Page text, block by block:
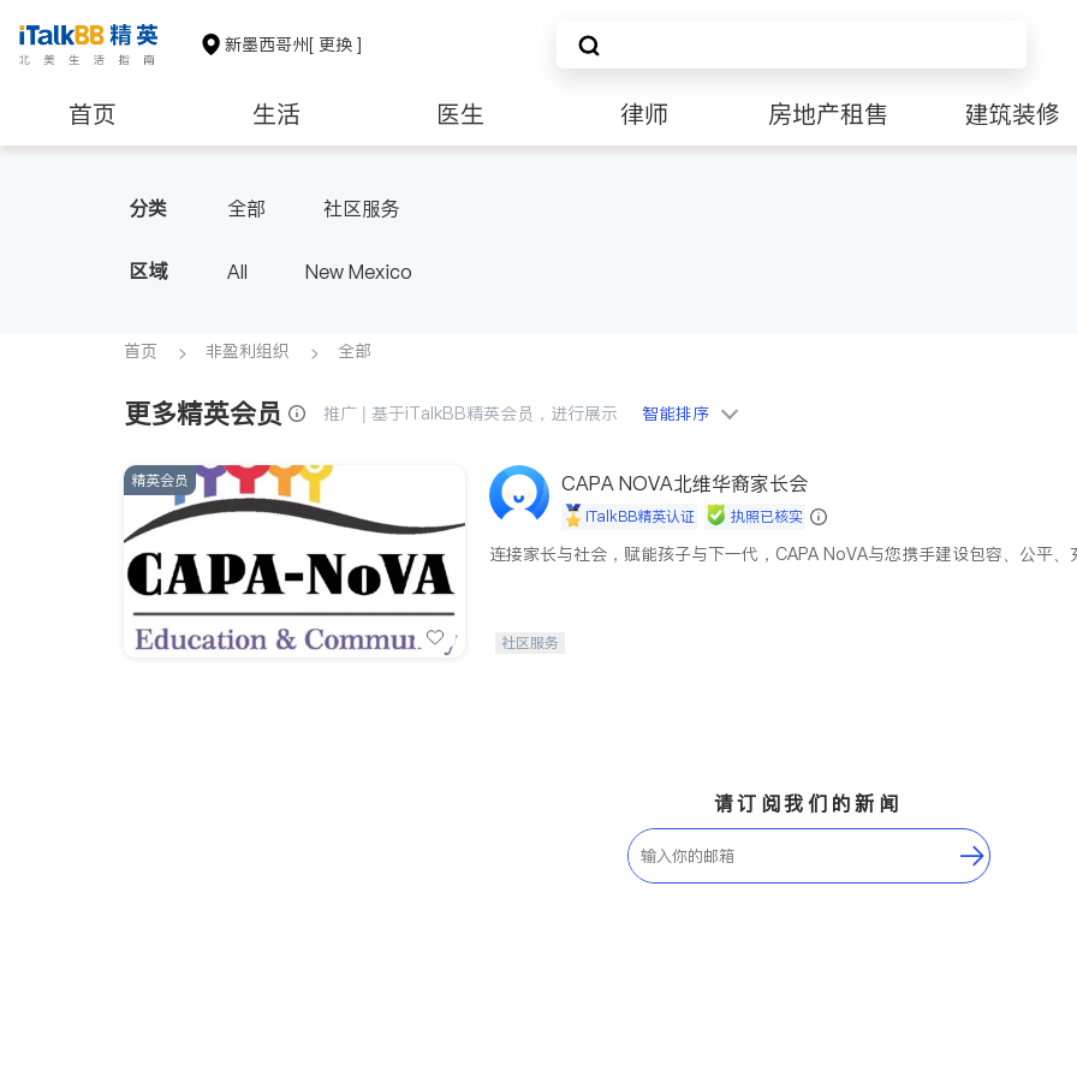
新墨西哥州[ 更换 ]
首页 生活 医生 律师 房地产租售 建筑装修
分类 全部 社区服务
区域 All New Mexico
首页 非盈利组织 全部
更多精英会员 推广 | 基于iTalkBB精英会员，进行展示 智能排序
精英会员 CAPA NOVA北维华裔家长会
iTalkBB精英认证 执照已核实
连接家长与社会，赋能孩子与下一代，CAPA NoVA与您携手建设包容、公平、
社区服务
请订阅我们的新闻